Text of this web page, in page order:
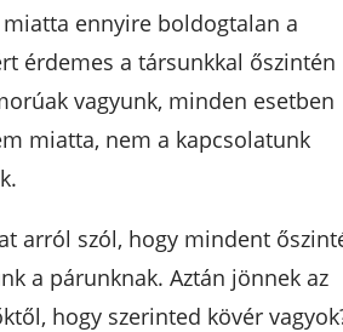
ennyire boldogtalan a
érdemes a társunkkal őszintén
vagyunk, minden esetben
miatta, nem a kapcsolatunk
arról szól, hogy mindent
a párunknak. Aztán jönnek az
hogy szerinted kövér